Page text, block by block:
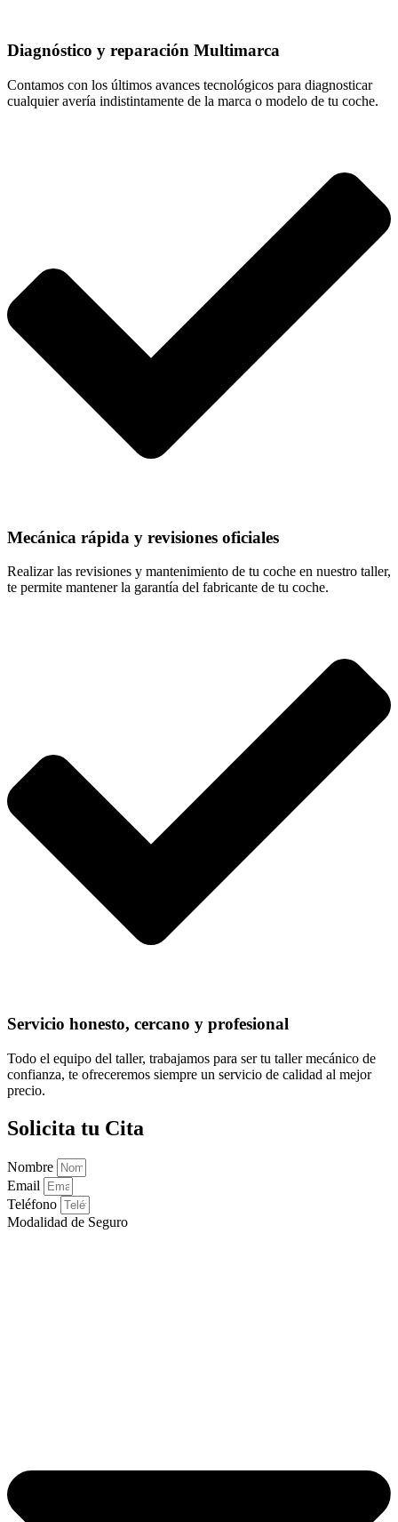
Diagnóstico y reparación Multimarca
Contamos con los últimos avances tecnológicos para diagnosticar
cualquier avería indistintamente de la marca o modelo de tu coche.
Mecánica rápida y revisiones oficiales
Realizar las revisiones y mantenimiento de tu coche en nuestro taller,
te permite mantener la garantía del fabricante de tu coche.
Servicio honesto, cercano y profesional
Todo el equipo del taller, trabajamos para ser tu taller mecánico de
confianza, te ofreceremos siempre un servicio de calidad al mejor
precio.
Solicita tu Cita
Nombre
Email
Teléfono
Modalidad de Seguro